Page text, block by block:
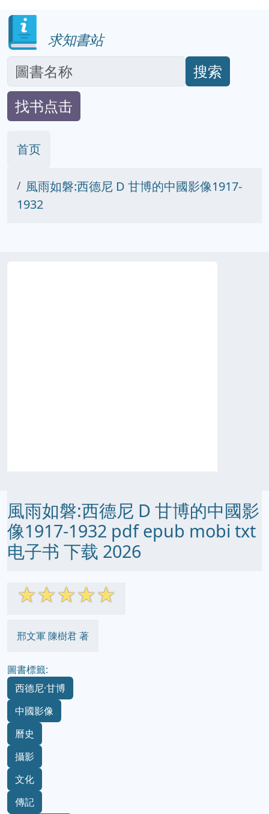
求知書站
搜索
找书点击
首页
風雨如磐:西德尼 D 甘博的中國影像1917-
1932
風雨如磐:西德尼 D 甘博的中國影
像1917-1932 pdf epub mobi txt
电子书 下载 2026
☆☆☆☆☆
邢文軍 陳樹君 著
圖書標籤:
西德尼·甘博
中國影像
曆史
攝影
文化
傳記